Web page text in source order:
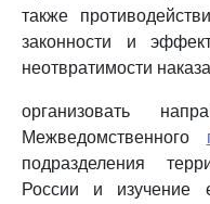
также
законности и
неотвратимости
организовать
Межведомственного
подразделения
России и изучение